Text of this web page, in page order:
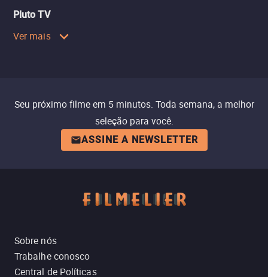
Pluto TV
Ver mais
Seu próximo filme em 5 minutos. Toda semana, a melhor
seleção para você.
ASSINE A NEWSLETTER
Sobre nós
Trabalhe conosco
Central de Políticas